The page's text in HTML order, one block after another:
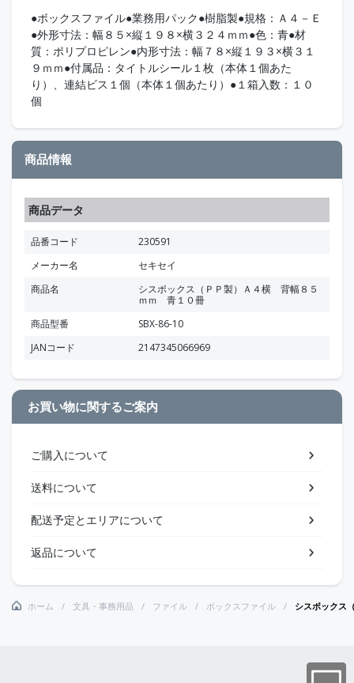
●ボックスファイル●業務用パック●樹脂製●規格：Ａ４－Ｅ
●外形寸法：幅８５×縦１９８×横３２４ｍｍ●色：青●材
質：ポリプロピレン●内形寸法：幅７８×縦１９３×横３１
９ｍｍ●付属品：タイトルシール１枚（本体１個あた
り）、連結ビス１個（本体１個あたり）●１箱入数：１０
個
商品情報
商品データ
品番コード
230591
メーカー名
セキセイ
商品名
シスボックス（ＰＰ製）Ａ４横 背幅８５
ｍｍ 青１０冊
商品型番
SBX-86-10
JANコード
2147345066969
お買い物に関するご案内
ご購入について
送料について
配送予定とエリアについて
返品について
ホーム 文具・事務用品 ファイル ボックスファイル シスボックス